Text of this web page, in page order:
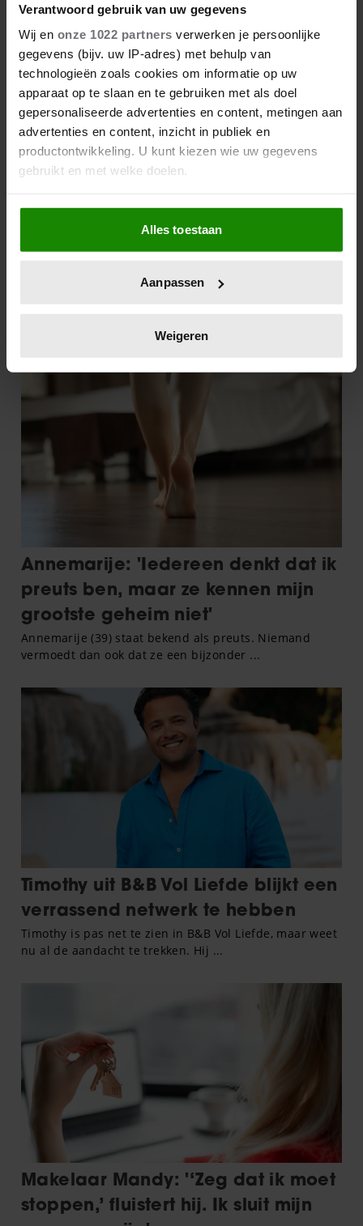
Verantwoord gebruik van uw gegevens
Wij en onze 1022 partners verwerken je persoonlijke
gegevens (bijv. uw IP-adres) met behulp van
technologieën zoals cookies om informatie op uw
apparaat op te slaan en te gebruiken met als doel
gepersonaliseerde advertenties en content, metingen aan
advertenties en content, inzicht in publiek en
productontwikkeling. U kunt kiezen wie uw gegevens
gebruikt en met welke doelen.
Als u het toestaat, willen we ook graag:
Informatie verzamelen over uw geografische
locatie, die tot een paar meter nauwkeurig kan zijn
scannen op specifieke eigenschappen (fingerprinting)
verwerkt en stel uw voorkeuren in het
intrekken in de Cookieverklaring.
We gebruiken cookies om content en advertenties te
personaliseren, om functies voor social media te bieden
en om ons websiteverkeer te analyseren. Ook delen we
informatie over uw gebruik van onze site met onze
partners voor social media, adverteren en analyse. Deze
partners kunnen deze gegevens combineren met andere
verzameld op basis van uw gebruik van hun services. U
gaat akkoord met onze cookies als u onze website blijft
gebruiken.
Alles toestaan
Aanpassen
Weigeren